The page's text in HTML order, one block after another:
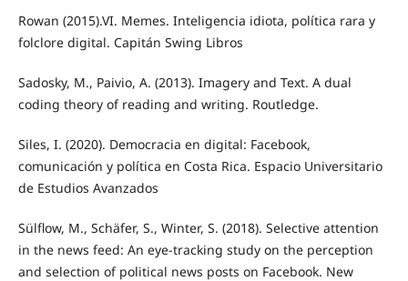
Rowan (2015).VI. Memes. Inteligencia idiota, política rara y
folclore digital. Capitán Swing Libros
Sadosky, M., Paivio, A. (2013). Imagery and Text. A dual
coding theory of reading and writing. Routledge.
Siles, I. (2020). Democracia en digital: Facebook,
comunicación y política en Costa Rica. Espacio Universitario
de Estudios Avanzados
Sülflow, M., Schäfer, S., Winter, S. (2018). Selective attention
in the news feed: An eye-tracking study on the perception
and selection of political news posts on Facebook. New